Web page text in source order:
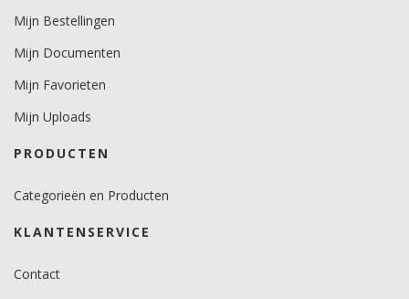
geen, folie wel zelfdovend.
Mijn Bestellingen
Mijn Documenten
Mijn Favorieten
Mijn Uploads
PRODUCTEN
Categorieën en Producten
KLANTENSERVICE
Contact